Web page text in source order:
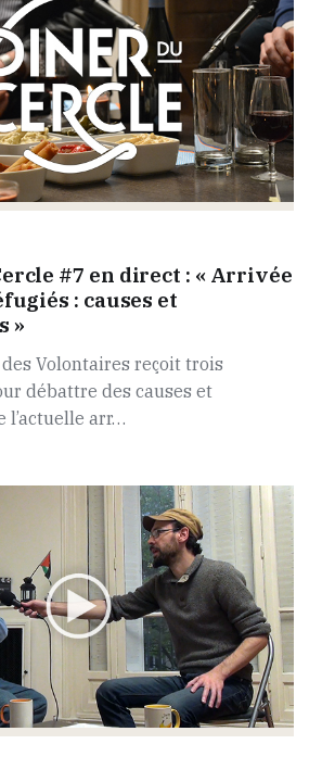
#7 en direct : « Arrivée
: causes et
»
des Volontaires reçoit trois
débattre des causes et
l’actuelle arr…